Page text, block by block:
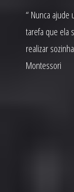
“ Nunca ajude
tarefa que ela
realizar
Montessori